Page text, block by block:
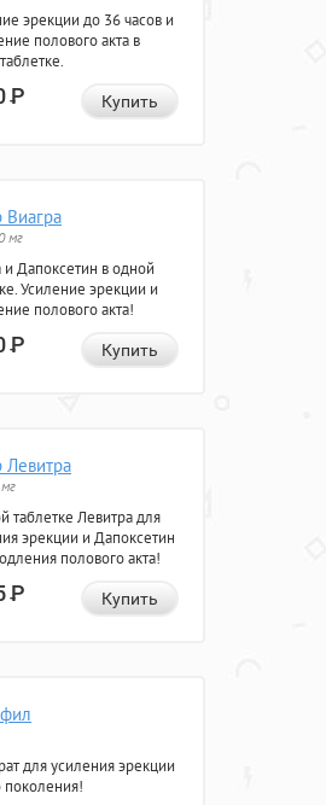
эрекции до 36 часов и
полового акта в
Р Купить
Виагра
мг
и Дапоксетин в одной
Усиление эрекции и
полового акта!
Р Купить
Левитра
таблетке Левитра для
эрекции и Дапоксетин
полового акта!
Р Купить
для усиления эрекции
поколения!